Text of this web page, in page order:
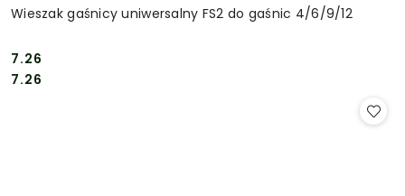
Wieszak gaśnicy uniwersalny FS2 do gaśnic 4/6/9/12
Cena:
7.26
Cena:
7.26